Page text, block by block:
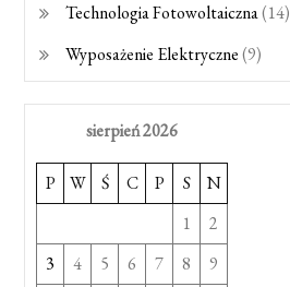
Technologia Fotowoltaiczna(14)
Wyposażenie Elektryczne(9)
sierpień 2026
P W Ś C P S
N
1
2
3
4 5 6 7 8
9